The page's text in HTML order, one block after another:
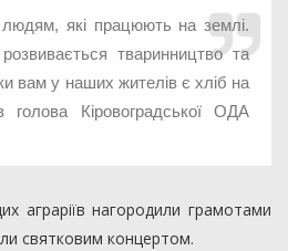
які працюють на землі.
тваринництво та
вам у наших жителів є хліб на
Кіровоградської ОДА
аграріїв нагородили грамотами
святковим концертом.